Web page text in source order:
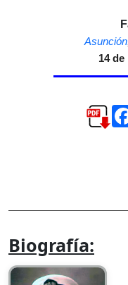
Asunción
14 de
Biografía: